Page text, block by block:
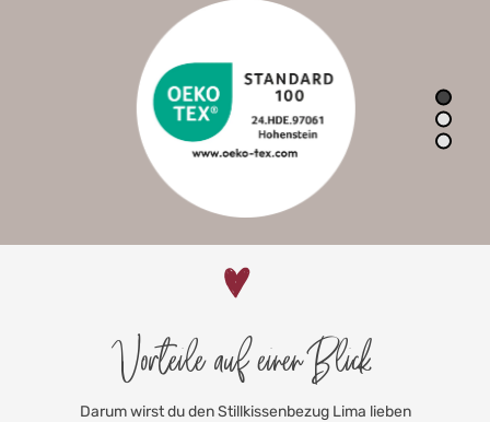
Vorteile auf einen Blick
Darum wirst du den Stillkissenbezug Lima lieben